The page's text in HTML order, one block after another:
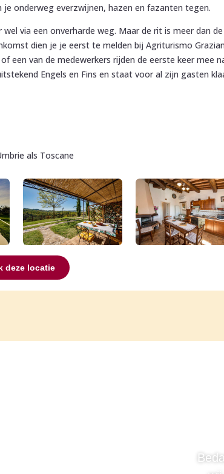
onderweg everzwijnen, hazen en fazanten tegen.
via een onverharde weg. Maar de rit is meer dan de
dien je je eerst te melden bij Agriturismo
een van de medewerkers rijden de eerste keer mee
Engels en Fins en staat voor al zijn gasten
als Toscane
deze locatie